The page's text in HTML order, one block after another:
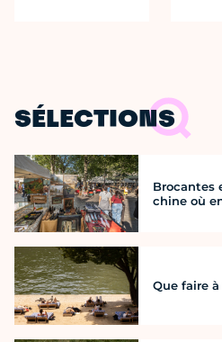
SÉLECTIONS
Brocantes
chine où
Que faire à